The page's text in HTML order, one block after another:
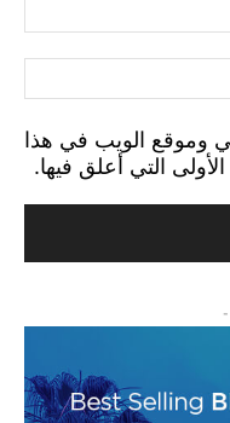
وموقع الويب في هذا
التي أعلق فيها.